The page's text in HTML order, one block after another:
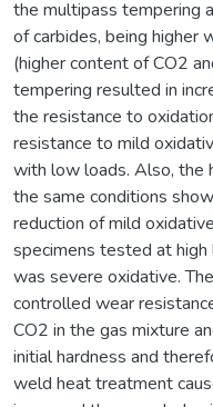
the multipass tempering
of carbides, being higher
(higher content of CO2
tempering resulted in
the resistance to
resistance to mild
with low loads. Also, the
the same conditions
reduction of mild
specimens tested at high
was severe oxidative.
controlled wear
CO2 in the gas mixture
initial hardness and
weld heat treatment